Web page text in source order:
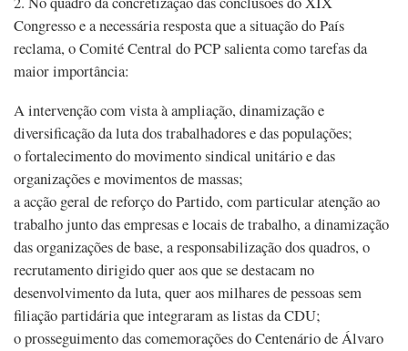
Congresso e a necessária resposta que a situação do País
reclama, o Comité Central do PCP salienta como tarefas da
maior importância:
A intervenção com vista à ampliação, dinamização e
diversificação da luta dos trabalhadores e das populações;
o fortalecimento do movimento sindical unitário e das
organizações e movimentos de massas;
a acção geral de reforço do Partido, com particular atenção ao
trabalho junto das empresas e locais de trabalho, a dinamização
das organizações de base, a responsabilização dos quadros, o
recrutamento dirigido quer aos que se destacam no
desenvolvimento da luta, quer aos milhares de pessoas sem
filiação partidária que integraram as listas da CDU;
o prosseguimento das comemorações do Centenário de Álvaro